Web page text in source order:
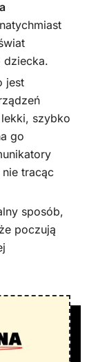
dziecka.
jest
szybko
go
nie tracąc
sposób,
poczują